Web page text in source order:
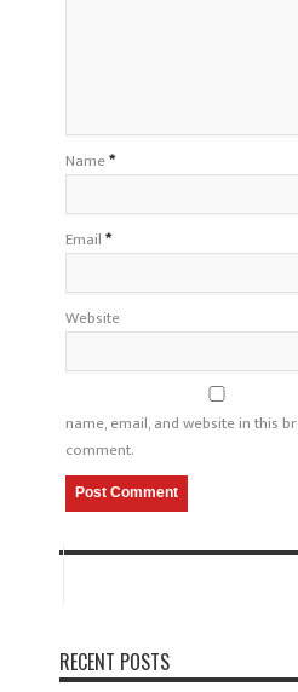
Name*
Email*
Website
name, email, and website in this
comment.
RECENT POSTS